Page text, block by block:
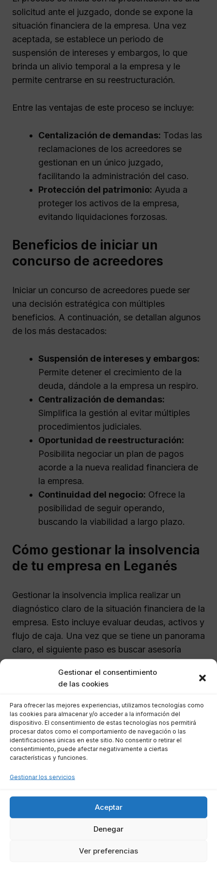
Gestionar el consentimiento
de las cookies
Para ofrecer las mejores experiencias, utilizamos tecnologías como
las cookies para almacenar y/o acceder a la información del
dispositivo. El consentimiento de estas tecnologías nos permitirá
procesar datos como el comportamiento de navegación o las
identificaciones únicas en este sitio. No consentir o retirar el
consentimiento, puede afectar negativamente a ciertas
características y funciones.
Gestionar los servicios
Aceptar
Denegar
Ver preferencias
solicitud ante el juzgado, donde se expone la
situación financiera de la empresa. Una vez
aceptada, se establece un periodo de
suspensión de intereses y embargos, lo que
brinda un alivio temporal a la empresa y le
permite centrarse en su reestructuración.
Entre las ventajas de este proceso se incluye:
Centalización de demandas: Todas las
reclamaciones de los acreedores se
gestionan en un único juzgado,
facilitando la administración del caso.
Protección del patrimonio: Ayuda a
proteger los activos de la empresa,
evitando liquidaciones forzosas.
Beneficios de iniciar un
concurso de acreedores
Iniciar un concurso de acreedores puede ser
una decisión estratégica con múltiples
beneficios. A continuación, se detallan algunos
de los más destacados:
Suspensión de intereses y embargos:
Permite detener el crecimiento de la
deuda, dándole a la empresa un respiro.
Centralización de demandas:
Simplifica la gestión al evitar múltiples
procedimientos judiciales.
Oportunidad de reestructuración:
Posibilita negociar un plan de pagos
acorde a la nueva realidad financiera de
la empresa.
Continuidad del negocio: Ofrece la
posibilidad de seguir operando,
buscando la viabilidad a largo plazo.
Cómo gestionar la insolvencia
de tu empresa en Leganés
Gestionar la insolvencia implica realizar un
diagnóstico claro de la situación financiera de la
empresa. Esto incluye evaluar deudas, activos y
flujo de caja. Una vez que se tiene un panorama
claro, el siguiente paso es buscar asesoría
especializada.
Evaluar la situación:Realiza un análisis
exhaustivo de las finanzas de tu
empresa.
Buscar asesoría legal:
abogados especializados en concurso
Actuar con rapidez:La pronta acción
puede prevenir complicaciones
Servicios que ofrecen las